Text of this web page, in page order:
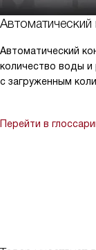
Автоматический
Автоматический
количество воды и
с загруженным
Перейти в